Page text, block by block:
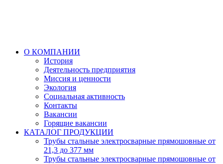
О КОМПАНИИ
История
Деятельность предприятия
Миссия и ценности
Экология
Социальная активность
Контакты
Вакансии
Горящие вакансии
КАТАЛОГ ПРОДУКЦИИ
Трубы стальные электросварные прямошовные от
21,3 до 377 мм
Трубы стальные электросварные прямошовные от